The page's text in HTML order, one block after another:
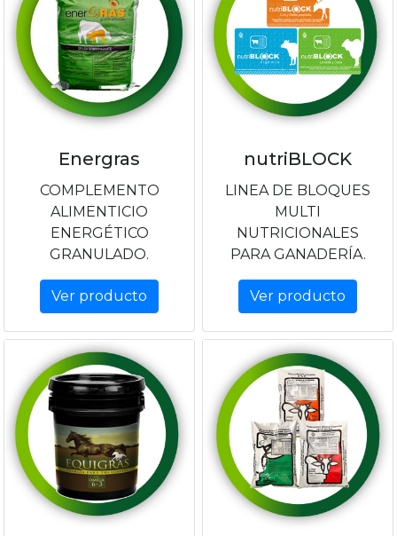
Energras
COMPLEMENTO
ALIMENTICIO
ENERGÉTICO
GRANULADO.
Ver producto
nutriBLOCK
LINEA DE BLOQUES
MULTI
NUTRICIONALES
PARA GANADERÍA.
Ver producto